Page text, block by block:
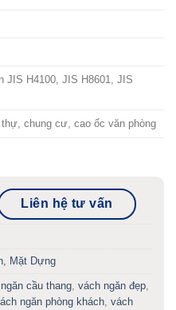
JIS H4100, JIS H8601, JIS
chung cư, cao ốc văn phòng
Liên hệ tư vấn
Mặt Dựng
cầu thang vách ngăn đẹp
ngăn phòng khách vách